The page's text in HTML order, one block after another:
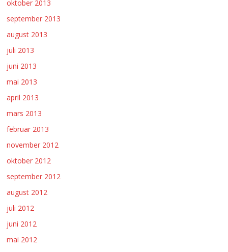
oktober 2013
september 2013
august 2013
juli 2013
juni 2013
mai 2013
april 2013
mars 2013
februar 2013
november 2012
oktober 2012
september 2012
august 2012
juli 2012
juni 2012
mai 2012